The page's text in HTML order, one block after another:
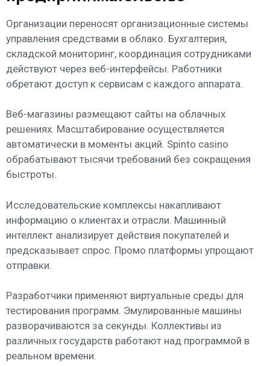
Организации переносят организационные системы
управления средствами в облако. Бухгалтерия,
складской мониторинг, координация сотрудниками
действуют через веб-интерфейсы. Работники
обретают доступ к сервисам с каждого аппарата.
Веб-магазины размещают сайты на облачных
решениях. Масштабирование осуществляется
автоматически в моменты акций. Spinto casino
обрабатывают тысячи требований без сокращения
быстроты.
Исследовательские комплексы накапливают
информацию о клиентах и отрасли. Машинный
интеллект анализирует действия покупателей и
предсказывает спрос. Промо платформы упрощают
отправки.
Разработчики применяют виртуальные среды для
тестирования программ. Эмулированные машины
разворачиваются за секунды. Коллективы из
различных государств работают над программой в
реальном времени.